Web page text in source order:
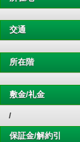
交通
所在階
敷金/礼金
/
保証金/解約引